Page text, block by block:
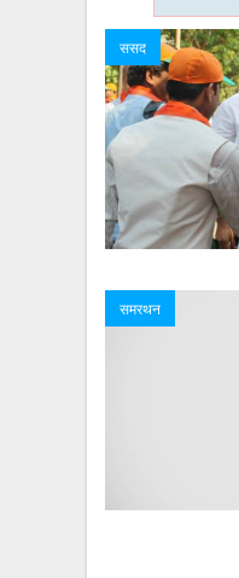
ससद
समरथन